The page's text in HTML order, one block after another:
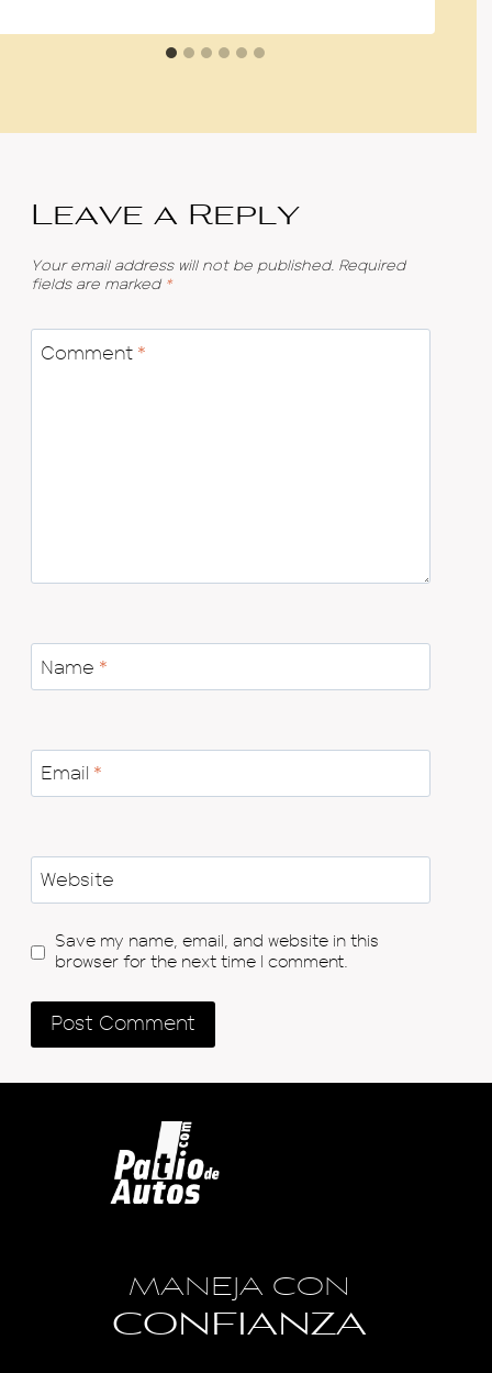
Leave a Reply
Your email address will not be published. Required
fields are marked *
Comment *
Name *
Email *
Website
Save my name, email, and website in this
browser for the next time I comment.
MANEJA CON
CONFIANZA